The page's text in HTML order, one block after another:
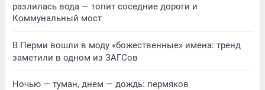
разлилась вода — топит соседние дороги и
Коммунальный мост
В Перми вошли в моду «божественные» имена: тренд
заметили в одном из ЗАГСов
Ночью — туман, днем — дождь: пермяков